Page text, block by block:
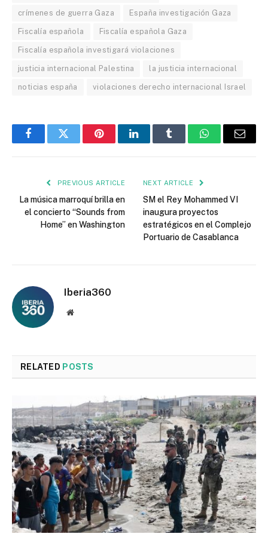
crímenes de guerra Gaza España investigación Gaza
Fiscalía española Fiscalía española Gaza
Fiscalía española investigará violaciones
justicia internacional Palestina la justicia internacional
noticias españa violaciones derecho internacional Israel
FacebookTwitter PinterestLinkedInTumblr WhatsAppEmail
PREVIOUS ARTICLE
La música marroquí brilla en
el concierto “Sounds from
Home” en Washington
NEXT ARTICLE
SM el Rey Mohammed VI
inaugura proyectos
estratégicos en el Complejo
Portuario de Casablanca
Iberia360
Website
RELATED POSTS